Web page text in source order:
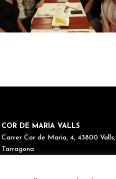
COR DE MARIA VALLS
Carrer Cor de Maria, 4, 43800 Valls,
Tarragona